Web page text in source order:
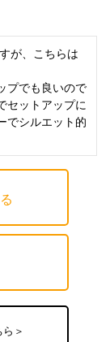
が、こちらは
プでも良いので
セットアップに
でシルエット的
＞